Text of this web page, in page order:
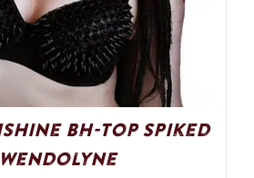
BH-Top Spiked